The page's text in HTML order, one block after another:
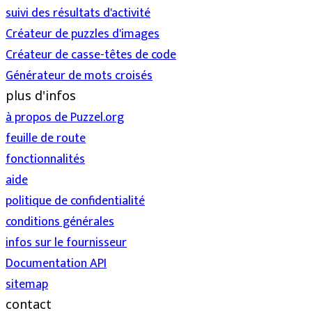
suivi des résultats d'activité
Créateur de puzzles d'images
Créateur de casse-têtes de code
Générateur de mots croisés
plus d'infos
à propos de Puzzel.org
feuille de route
fonctionnalités
aide
politique de confidentialité
conditions générales
infos sur le fournisseur
Documentation API
sitemap
contact